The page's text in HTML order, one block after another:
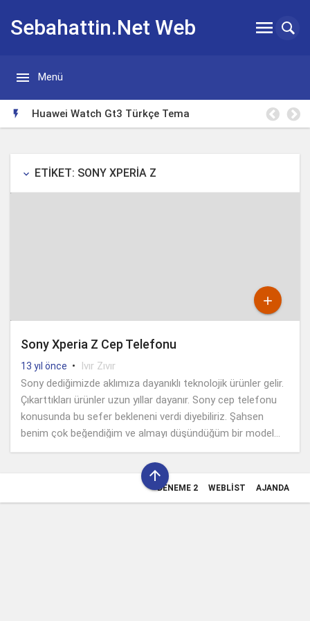
Sebahattin.Net Web
Günlügü

 Menü
 Huawei Watch Gt3 Türkçe Tema
keyboard_arrow_down ETIKET: SONY XPERIA Z

Sony Xperia Z Cep Telefonu
13 yıl önce •
Ivır Zıvır
Sony dediğimizde aklımıza dayanıklı teknolojik ürünler gelir.
Çıkarttıkları ürünler uzun yıllar dayanır. Sony cep telefonu
konusunda bu sefer bekleneni verdi diyebiliriz. Şahsen
benim çok beğendiğim ve almayı düşündüğüm bir model...

DENEME 2 WEBLIST AJANDA